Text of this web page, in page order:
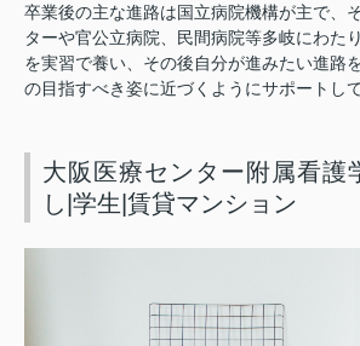
卒業後の主な進路は国立病院機構が主で、
ターや官公立病院、民間病院等多岐にわた
を実習で養い、その後自分が進みたい進路
の目指すべき姿に近づくようにサポートし
大阪医療センター附属看護
し|学生|賃貸マンション